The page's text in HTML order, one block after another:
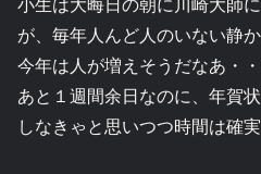
が、毎年人んど人のいない静
今年は人が増えそうだなあ・
あと１週間余日なのに、年賀
しなきゃと思いつつ時間は確実